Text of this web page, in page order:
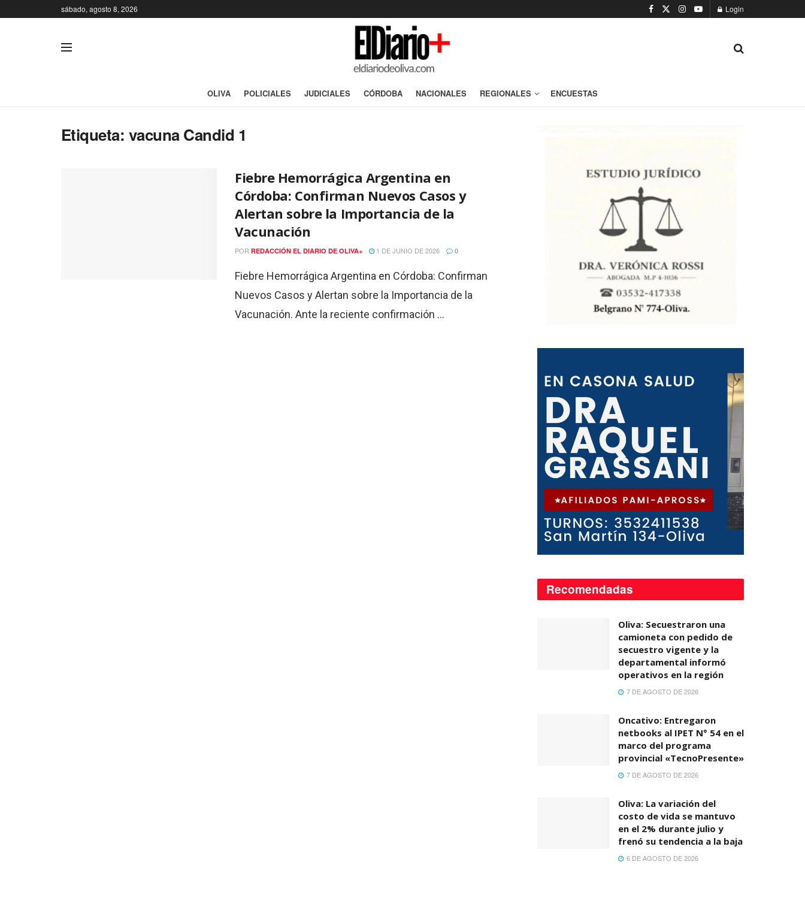
sábado, agosto 8, 2026 Login
OLIVA POLICIALES JUDICIALES CÓRDOBA NACIONALES REGIONALES ENCUESTAS
Etiqueta: vacuna Candid 1
Fiebre Hemorrágica Argentina en
Córdoba: Confirman Nuevos Casos y
Alertan sobre la Importancia de la
Vacunación
POR REDACCIÓN EL DIARIO DE OLIVA+ 1 DE JUNIO DE 2026 0
Fiebre Hemorrágica Argentina en Córdoba: Confirman
Nuevos Casos y Alertan sobre la Importancia de la
Vacunación. Ante la reciente confirmación ...
Recomendadas
Oliva: Secuestraron una
camioneta con pedido de
secuestro vigente y la
departamental informó
operativos en la región
7 DE AGOSTO DE 2026
Oncativo: Entregaron
netbooks al IPET N° 54 en el
marco del programa
provincial «TecnoPresente»
7 DE AGOSTO DE 2026
Oliva: La variación del
costo de vida se mantuvo
en el 2% durante julio y
frenó su tendencia a la baja
6 DE AGOSTO DE 2026